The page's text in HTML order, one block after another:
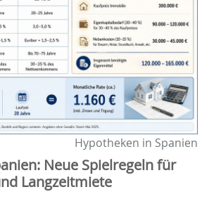
Hypotheken in Spanien
Neue Spielregeln für
Langzeitmiete